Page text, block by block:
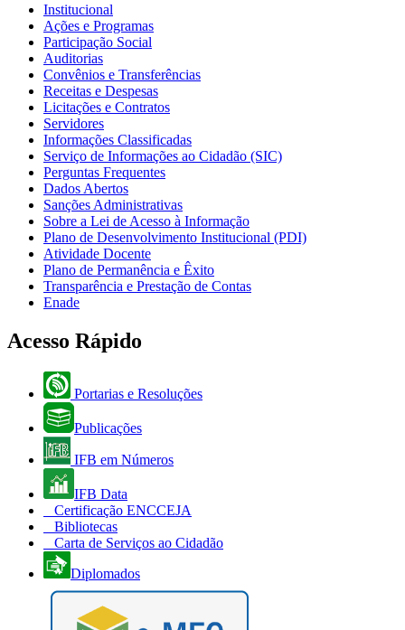
Institucional
Ações e Programas
Participação Social
Auditorias
Convênios e Transferências
Receitas e Despesas
Licitações e Contratos
Servidores
Informações Classificadas
Serviço de Informações ao Cidadão (SIC)
Perguntas Frequentes
Dados Abertos
Sanções Administrativas
Sobre a Lei de Acesso à Informação
Plano de Desenvolvimento Institucional (PDI)
Atividade Docente
Plano de Permanência e Êxito
Transparência e Prestação de Contas
Enade
Acesso Rápido
Portarias e Resoluções
Publicações
IFB em Números
IFB Data
Certificação ENCCEJA
Bibliotecas
Carta de Serviços ao Cidadão
Diplomados